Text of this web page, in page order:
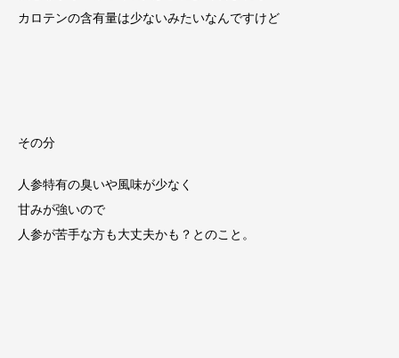
カロテンの含有量は少ないみたいなんですけど
その分
人参特有の臭いや風味が少なく
甘みが強いので
人参が苦手な方も大丈夫かも？とのこと。